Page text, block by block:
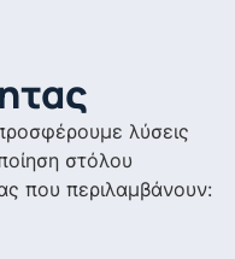
λύσεις
στόλου
που περιλαμβάνουν: